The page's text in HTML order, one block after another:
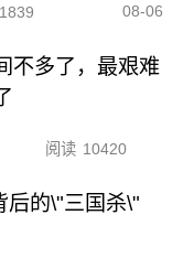
08-06
不多了，最艰难
阅读 10420
后的\"三国杀\"